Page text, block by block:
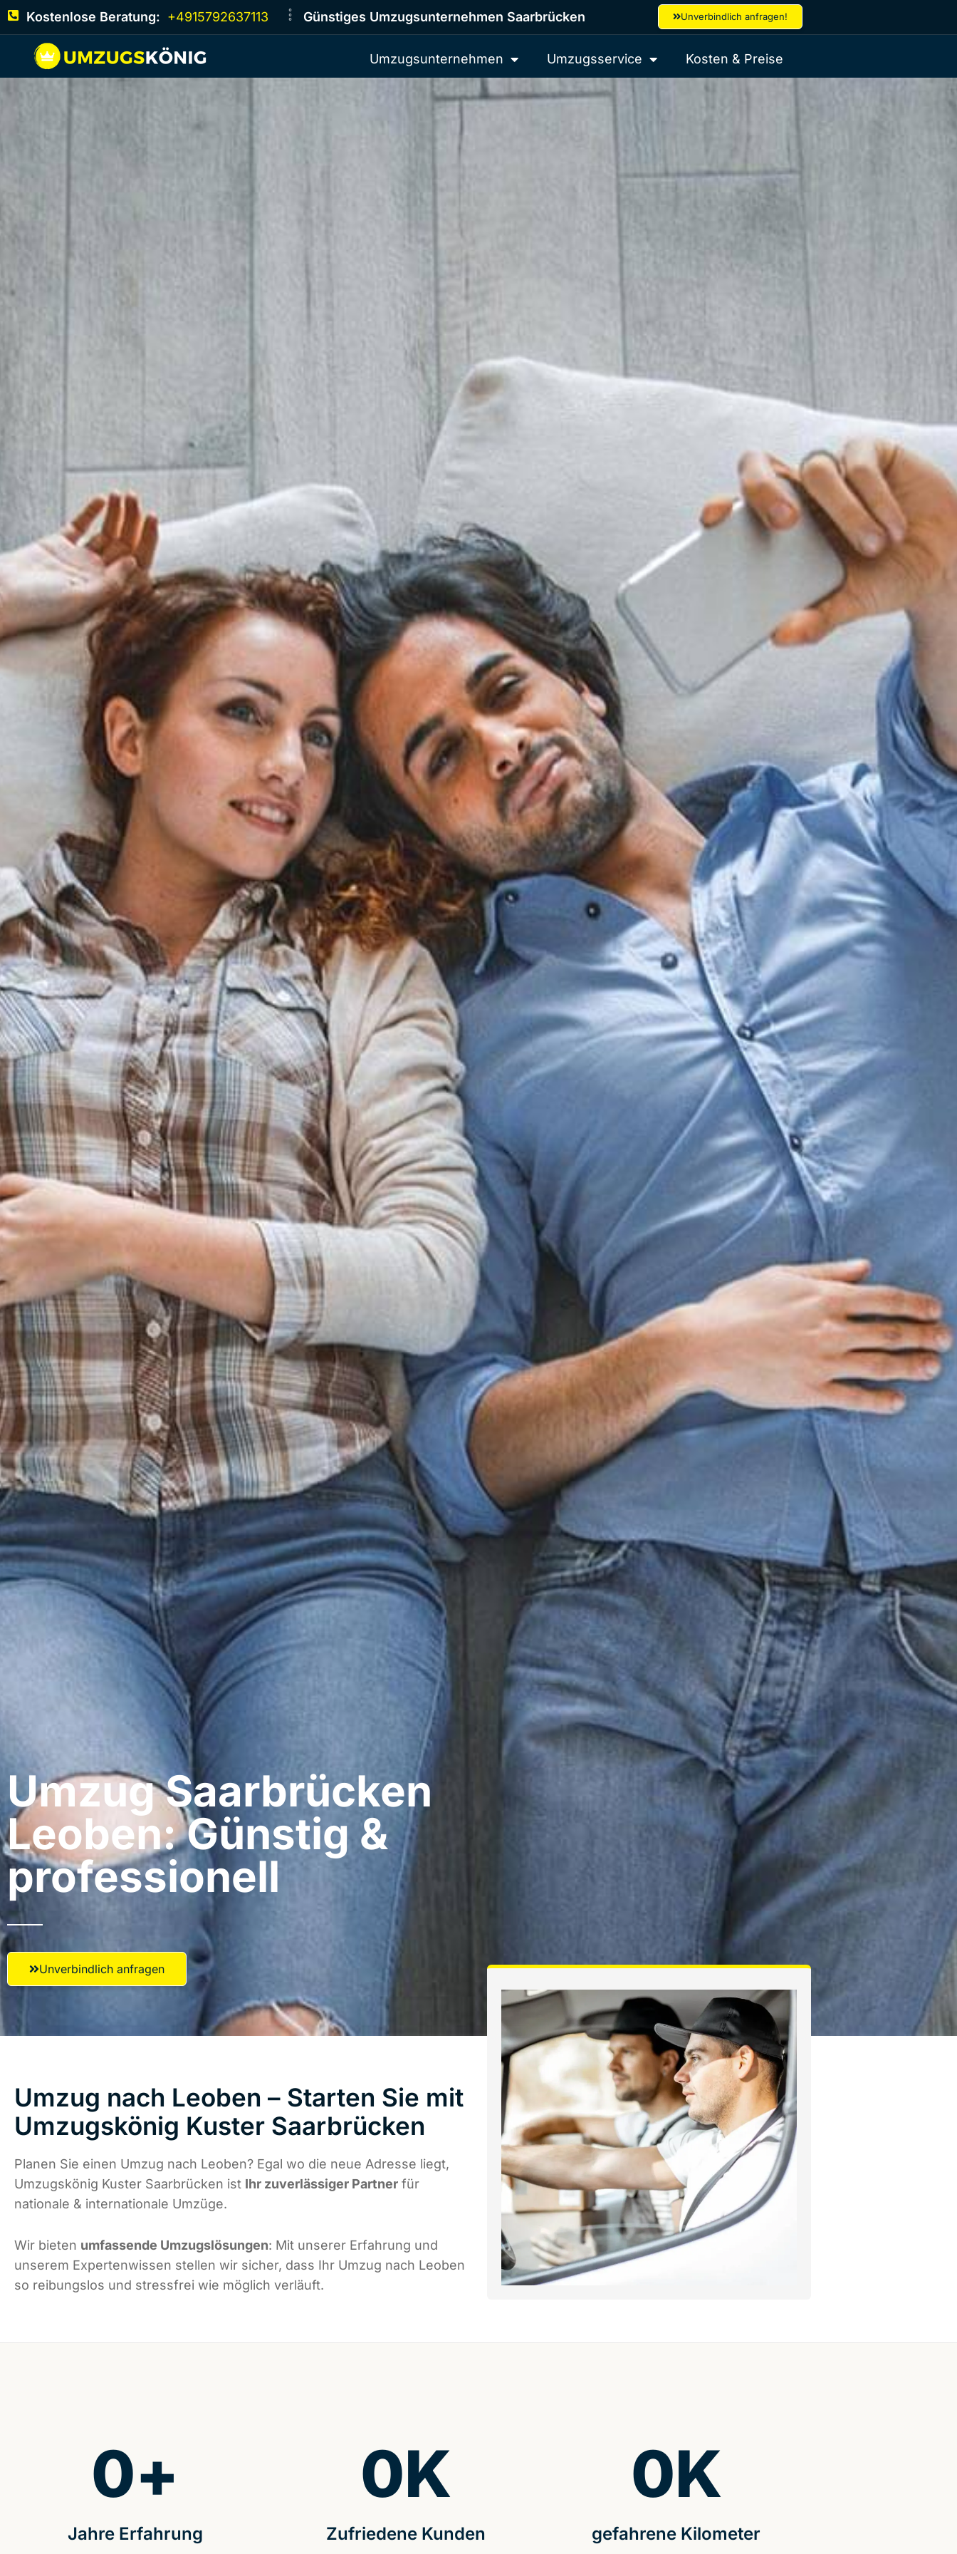
Kostenlose Beratung: +4915792637113 Günstiges Umzugsunternehmen Saarbrücken Unverbindlich anfragen!
Umzugsunternehmen Umzugsservice Kosten & Preise
Umzug Saarbrücken​
Leoben: Günstig &
professionell​
Unverbindlich anfragen
Umzug nach Leoben – Starten Sie mit
Umzugskönig Kuster Saarbrücken
Planen Sie einen Umzug nach Leoben? Egal wo die neue Adresse liegt,
Umzugskönig Kuster Saarbrücken ist Ihr zuverlässiger Partner für
nationale & internationale Umzüge.
Wir bieten umfassende Umzugslösungen: Mit unserer Erfahrung und
unserem Expertenwissen stellen wir sicher, dass Ihr Umzug nach Leoben
so reibungslos und stressfrei wie möglich verläuft.
Jahre Erfahrung
0+
Zufriedene Kunden
0K
gefahrene Kilometer
0K